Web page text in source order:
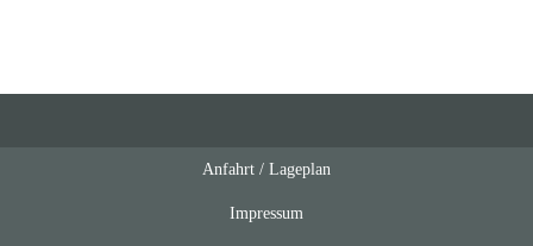
Anfahrt / Lageplan
Impressum
Feeds oben